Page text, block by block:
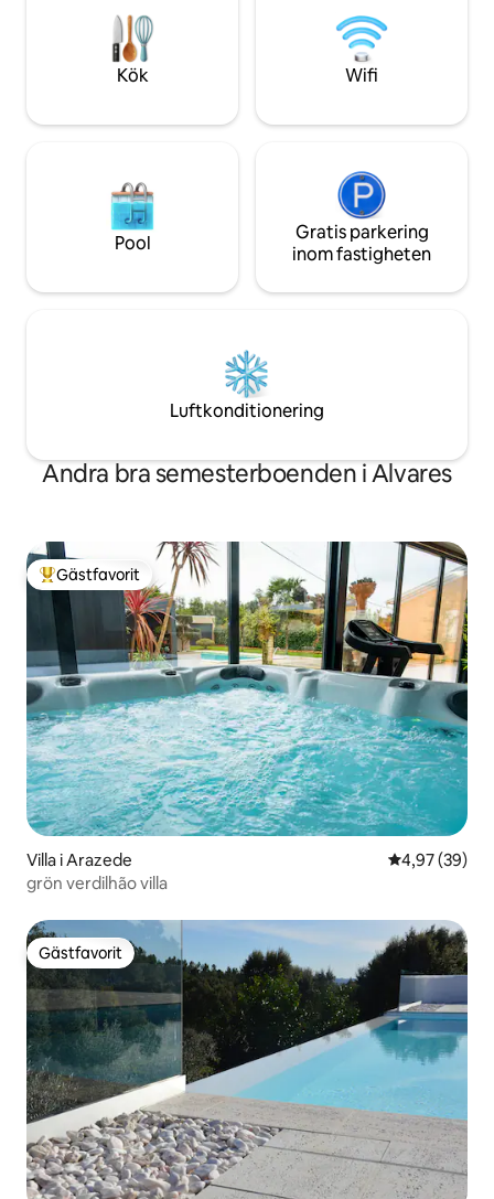
autentiska
Kök Wifi
Pool
Gratis parkering
inom fastigheten
Luftkonditionering
Andra bra semesterboenden i Alvares
Populär gästfavorit
Gästfavorit
Villa i Arazede 4,97 av 5 i
4,97 (39)
grön verdilhão villa
Gästfavorit
Gästfavorit